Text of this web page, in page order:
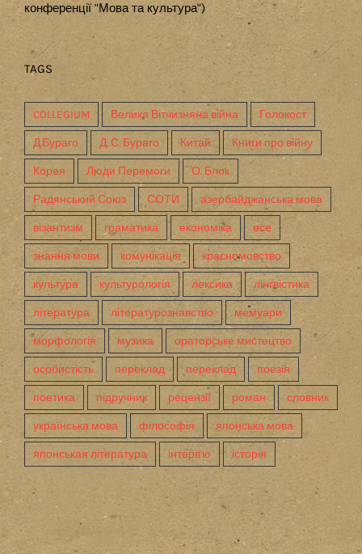
конференції "Мова та культура")
TAGS
COLLEGIUM Велика Вітчизняна війна Голокост
Д.Бураго Д. С. Бураго Китай Книги про війну
Корея Люди Перемоги О. Блок
Радянський Союз СОТИ азербайджанська мова
візантизм граматика економіка есе
знання мови комунікація красномовство
культура культурологія лексика лінгвістика
література літературознавство мемуари
морфологія музика ораторське мистецтво
особистість переклад переклад поезія
поетика підручник рецензії роман словник
українська мова філософія японська мова
японськая література інтерв'ю історія